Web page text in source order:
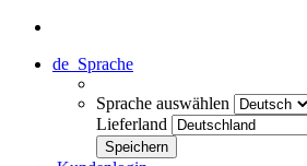
de Sprache
Sprache auswählen
Lieferland